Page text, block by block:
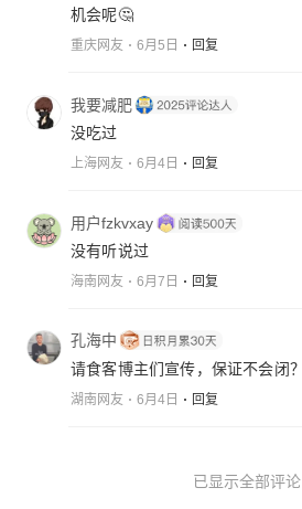
机会呢🤔
重庆网友 6月5日 回复
我要减肥
没吃过
上海网友 6月4日 回复
用户fzkvxay
没有听说过
海南网友 6月7日 回复
孔海中
请食客博主们宣传，保证不会闭？
湖南网友 6月4日 回复
已显示全部评论